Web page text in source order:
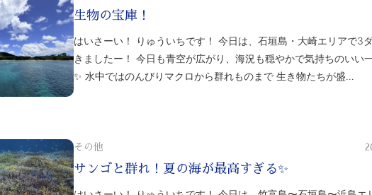
生物の宝庫！
はいさーい！ りゅういちです！ 今日は、石垣島・大崎エリアで3
きましたー！ 今日も青空が広がり、海況も穏やかで気持ちのいい
✨ 水中ではのんびりマクロから群れものまで 生き物たちが盛…
その他
サンゴと群れ！夏の海が最高すぎる✨